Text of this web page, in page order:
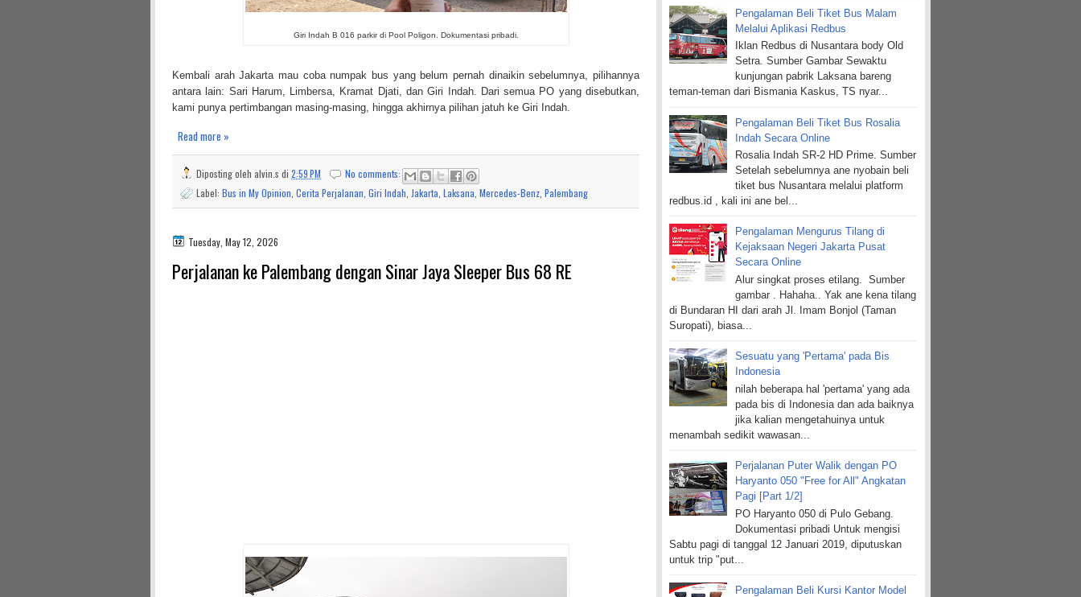
Giri Indah B 016 parkir di Pool Poligon. Dokumentasi pribadi.
Kembali arah Jakarta mau coba numpak bus yang belum pernah dinaikin sebelumnya, pilihannya
antara lain: Sari Harum, Limbersa, Kramat Djati, dan Giri Indah. Dari semua PO yang disebutkan,
kami punya pertimbangan masing-masing, hingga akhirnya pilihan jatuh ke Giri Indah.
Read more »
Diposting oleh alvin.s di 2:59 PM
No comments:
Label: Bus in My Opinion Cerita Perjalanan Giri Indah Jakarta Laksana Mercedes-Benz Palembang
Tuesday, May 12, 2026
Perjalanan ke Palembang dengan Sinar Jaya Sleeper Bus 68 RE
Pengalaman Beli Tiket Bus Malam
Melalui Aplikasi Redbus
Iklan Redbus di Nusantara body Old
Setra. Sumber Gambar Sewaktu
kunjungan pabrik Laksana bareng
teman-teman dari Bismania Kaskus, TS nyar...
Pengalaman Beli Tiket Bus Rosalia
Indah Secara Online
Rosalia Indah SR-2 HD Prime. Sumber
Setelah sebelumnya ane nyobain beli
tiket bus Nusantara melalui platform
redbus.id , kali ini ane bel...
Pengalaman Mengurus Tilang di
Kejaksaan Negeri Jakarta Pusat
Secara Online
Alur singkat proses etilang. Sumber
gambar . Hahaha.. Yak ane kena tilang
di Bundaran HI dari arah Jl. Imam Bonjol (Taman
Suropati), biasa...
Sesuatu yang 'Pertama' pada Bis
Indonesia
nilah beberapa hal 'pertama' yang ada
pada bis di Indonesia dan ada baiknya
jika kalian mengetahuinya untuk
menambah sedikit wawasan...
Perjalanan Puter Walik dengan PO
Haryanto 050 "Free for All" Angkatan
Pagi [Part 1/2]
PO Haryanto 050 di Pulo Gebang.
Dokumentasi pribadi Untuk mengisi
Sabtu pagi di tanggal 12 Januari 2019, diputuskan
untuk trip "put...
Pengalaman Beli Kursi Kantor Model